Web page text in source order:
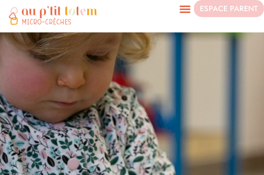
ESPACE PARENT